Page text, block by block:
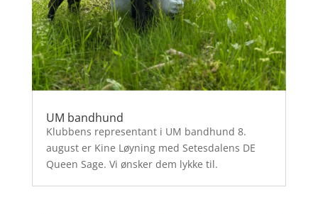
UM bandhund
Klubbens representant i UM bandhund 8.
august er Kine Løyning med Setesdalens DE
Queen Sage. Vi ønsker dem lykke til.